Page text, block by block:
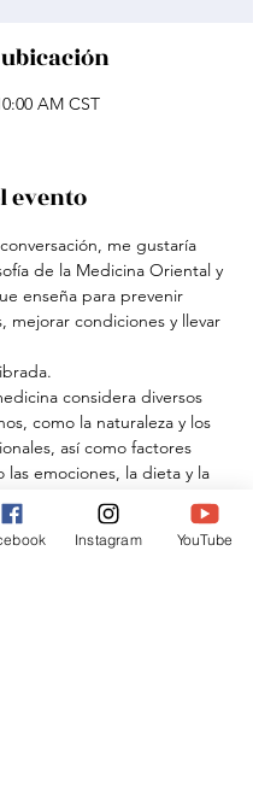
AM CST
evento
me gustaría
de la Medicina Oriental y
enseña para prevenir
mejorar condiciones y llevar
considera diversos
como la naturaleza y los
así como factores
las emociones, la dieta y la
y cómo estos influyen en
El conjunto de todos estos
Instagram YouTube